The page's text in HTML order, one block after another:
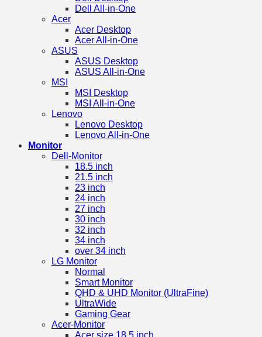
Dell All-in-One
Acer
Acer Desktop
Acer All-in-One
ASUS
ASUS Desktop
ASUS All-in-One
MSI
MSI Desktop
MSI All-in-One
Lenovo
Lenovo Desktop
Lenovo All-in-One
Monitor
Dell-Monitor
18.5 inch
21.5 inch
23 inch
24 inch
27 inch
30 inch
32 inch
34 inch
over 34 inch
LG Monitor
Normal
Smart Monitor
QHD & UHD Monitor (UltraFine)
UltraWide
Gaming Gear
Acer-Monitor